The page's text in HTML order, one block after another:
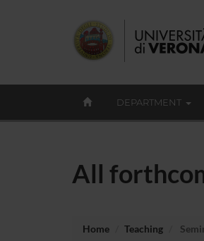
DEPARTMENT
All
Home Teaching